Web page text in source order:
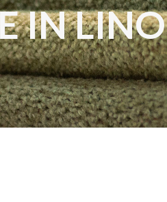
IN